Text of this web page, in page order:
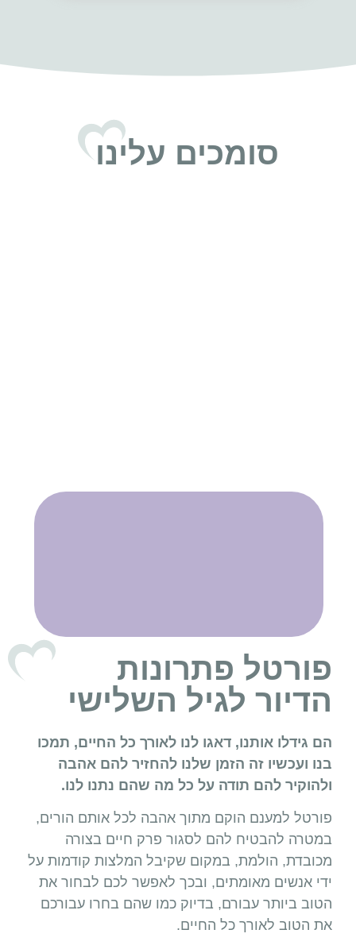
סומכים עלינו
פורטל פתרונות
הדיור לגיל השלישי
הם גידלו אותנו, דאגו לנו לאורך כל החיים, תמכו
בנו ועכשיו זה הזמן שלנו להחזיר להם אהבה
ולהוקיר להם תודה על כל מה שהם נתנו לנו.
פורטל למענם הוקם מתוך אהבה לכל אותם הורים,
במטרה להבטיח להם לסגור פרק חיים בצורה
מכובדת, הולמת, במקום שקיבל המלצות קודמות על
ידי אנשים מאומתים, ובכך לאפשר לכם לבחור את
הטוב ביותר עבורם, בדיוק כמו שהם בחרו עבורכם
את הטוב לאורך כל החיים.